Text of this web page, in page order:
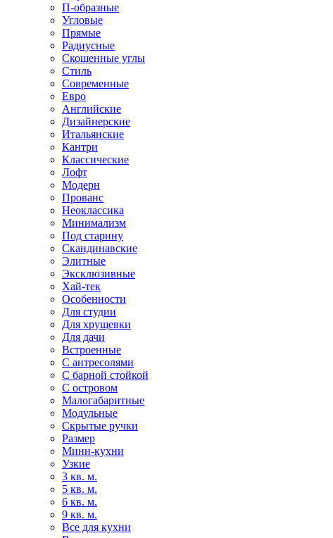
П-образные
Угловые
Прямые
Радиусные
Скошенные углы
Стиль
Современные
Евро
Английские
Дизайнерские
Итальянские
Кантри
Классические
Лофт
Модерн
Прованс
Неоклассика
Минимализм
Под старину
Скандинавские
Элитные
Эксклюзивные
Хай-тек
Особенности
Для студии
Для хрущевки
Для дачи
Встроенные
С антресолями
С барной стойкой
С островом
Малогабаритные
Модульные
Скрытые ручки
Размер
Мини-кухни
Узкие
3 кв. м.
5 кв. м.
6 кв. м.
9 кв. м.
Все для кухни